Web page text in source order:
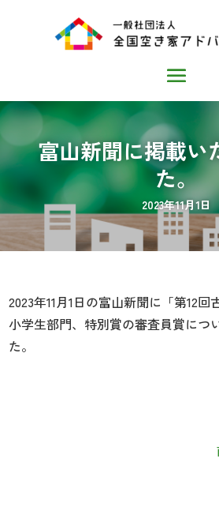
富山新聞に掲載い
た。
2023年11月1日
2023年11月1日の富山新聞に「第12回
小学生部門、特別賞の審査員賞につ
た。